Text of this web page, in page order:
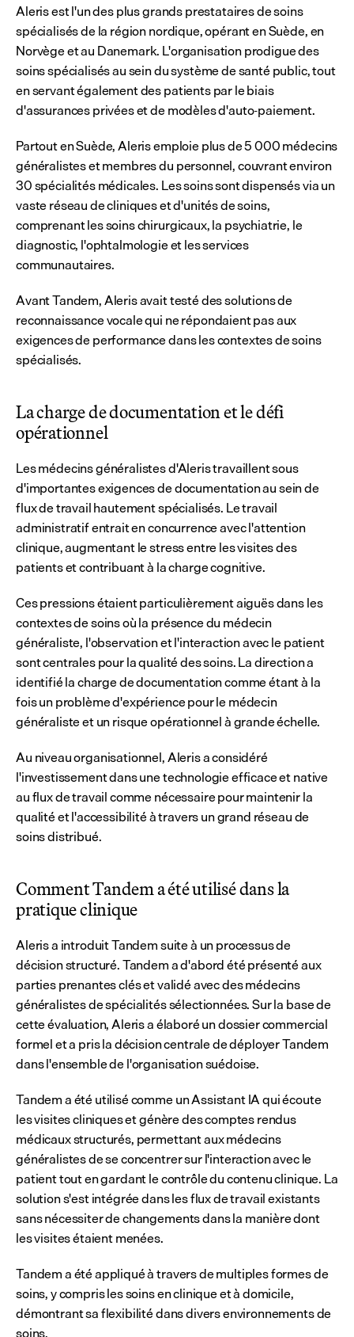
Aleris est l'un des plus grands prestataires de soins
spécialisés de la région nordique, opérant en Suède, en
Norvège et au Danemark. L'organisation prodigue des
soins spécialisés au sein du système de santé public, tout
en servant également des patients par le biais
d'assurances privées et de modèles d'auto-paiement.
Partout en Suède, Aleris emploie plus de 5 000 médecins
généralistes et membres du personnel, couvrant environ
30 spécialités médicales. Les soins sont dispensés via un
vaste réseau de cliniques et d'unités de soins,
comprenant les soins chirurgicaux, la psychiatrie, le
diagnostic, l'ophtalmologie et les services
communautaires.
Avant Tandem, Aleris avait testé des solutions de
reconnaissance vocale qui ne répondaient pas aux
exigences de performance dans les contextes de soins
spécialisés.
La charge de documentation et le défi
opérationnel
Les médecins généralistes d'Aleris travaillent sous
d'importantes exigences de documentation au sein de
flux de travail hautement spécialisés. Le travail
administratif entrait en concurrence avec l'attention
clinique, augmentant le stress entre les visites des
patients et contribuant à la charge cognitive.
Ces pressions étaient particulièrement aiguës dans les
contextes de soins où la présence du médecin
généraliste, l'observation et l'interaction avec le patient
sont centrales pour la qualité des soins. La direction a
identifié la charge de documentation comme étant à la
fois un problème d'expérience pour le médecin
généraliste et un risque opérationnel à grande échelle.
Au niveau organisationnel, Aleris a considéré
l'investissement dans une technologie efficace et native
au flux de travail comme nécessaire pour maintenir la
qualité et l'accessibilité à travers un grand réseau de
soins distribué.
Comment Tandem a été utilisé dans la
pratique clinique
Aleris a introduit Tandem suite à un processus de
décision structuré. Tandem a d'abord été présenté aux
parties prenantes clés et validé avec des médecins
généralistes de spécialités sélectionnées. Sur la base de
cette évaluation, Aleris a élaboré un dossier commercial
formel et a pris la décision centrale de déployer Tandem
dans l'ensemble de l'organisation suédoise.
Tandem a été utilisé comme un Assistant IA qui écoute
les visites cliniques et génère des comptes rendus
médicaux structurés, permettant aux médecins
généralistes de se concentrer sur l'interaction avec le
patient tout en gardant le contrôle du contenu clinique. La
solution s'est intégrée dans les flux de travail existants
sans nécessiter de changements dans la manière dont
les visites étaient menées.
Tandem a été appliqué à travers de multiples formes de
soins, y compris les soins en clinique et à domicile,
démontrant sa flexibilité dans divers environnements de